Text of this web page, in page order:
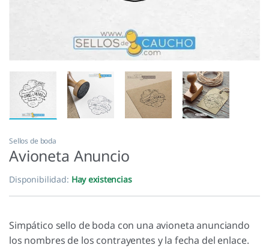
Sellos de boda
Avioneta Anuncio
Disponibilidad: Hay existencias
Simpático sello de boda con una avioneta anunciando
los nombres de los contrayentes y la fecha del enlace.